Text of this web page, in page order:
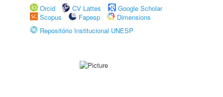
Orcid
CV Lattes
Google Scholar
Scopus
Fapesp
Dimensions
Repositório Institucional UNESP